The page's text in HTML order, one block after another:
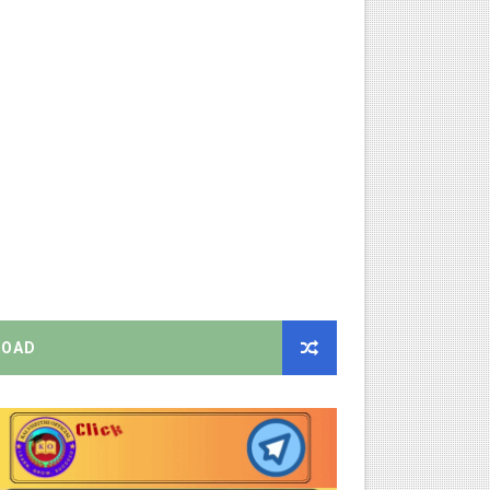
அதிரடி தெளிவுரை உத்தரவு!
புதிய தெளிவுரை: முக்கிய செயல்முறைகள் வெளியீடு!
அன்று நடைபெறுகிறது - நிகழ்ச்சி நிரல் மற்றும் முக்கிய